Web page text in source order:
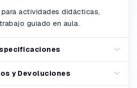
actividades didácticas,
guiado en aula.
y Devoluciones